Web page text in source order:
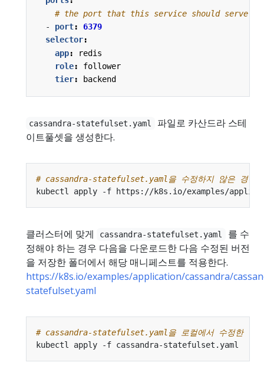
# the port that this service should serve on
- port:
6379
selector:
app:
redis
role:
follower
tier: backend
cassandra-statefulset.yaml
파일로 카산드라 스테
이트풀셋을 생성한다.
# cassandra-statefulset.yaml을 수정하지 않은 경우
클러스터에 맞게 cassandra-statefulset.yaml
를 수
정해야 하는 경우 다음을 다운로드한 다음 수정된 버전
을 저장한 폴더에서 해당 매니페스트를 적용한다.
https://k8s.io/examples/application/cassandra/
statefulset.yaml
# cassandra-statefulset.yaml을 로컬에서 수정한 경